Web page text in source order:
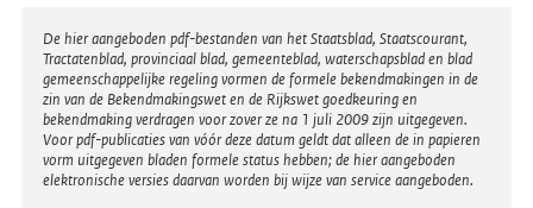
Disclaimer
De hier aangeboden pdf-bestanden van het Staatsblad, Staatscourant,
Tractatenblad, provinciaal blad, gemeenteblad, waterschapsblad en blad
gemeenschappelijke regeling vormen de formele bekendmakingen in de
zin van de Bekendmakingswet en de Rijkswet goedkeuring en
bekendmaking verdragen voor zover ze na 1 juli 2009 zijn uitgegeven.
Voor pdf-publicaties van vóór deze datum geldt dat alleen de in papieren
vorm uitgegeven bladen formele status hebben; de hier aangeboden
elektronische versies daarvan worden bij wijze van service aangeboden.